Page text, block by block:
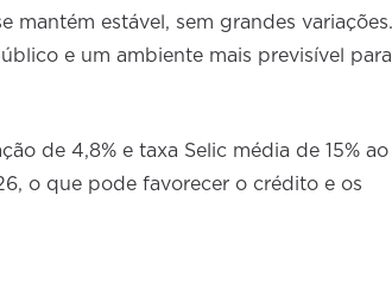
mantém estável, sem grandes variações.
e um ambiente mais previsível para
de 4,8% e taxa Selic média de 15% ao
o que pode favorecer o crédito e os